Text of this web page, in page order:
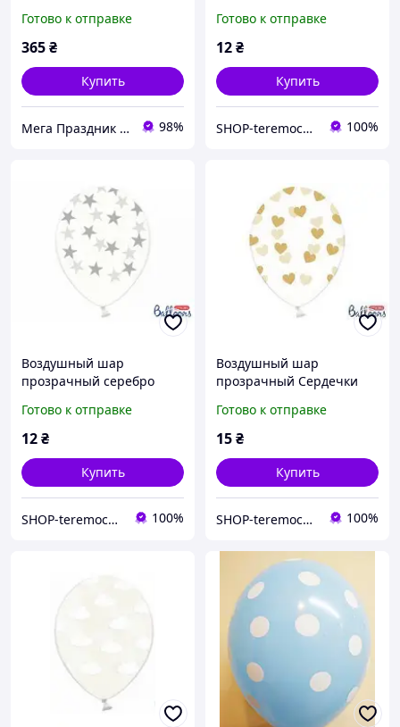
Готово к отправке
365₴
Купить
Мега Праздник – магазин аксессуаров для праздника и все для оформления воздушными шарами ОПТ. 98%
Deco поштучно, Польша
Готово к отправке
12₴
Купить
SHOP-teremochek Интернет магазин 100%
Воздушный шар
прозрачный серебро
Deco поштучно
Готово к отправке
12₴
Купить
SHOP-teremochek Интернет магазин 100%
Воздушный шар
прозрачный Сердечки
Deco поштучно
Готово к отправке
15₴
Купить
SHOP-teremochek Интернет магазин 100%